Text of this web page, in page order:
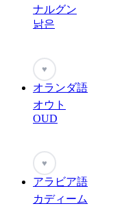
ナルグン
낡은
♥
オランダ語
オウト
OUD
♥
アラビア語
カディーム